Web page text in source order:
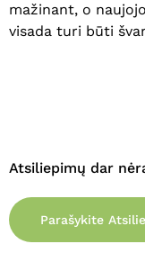
mažinant, o
visada turi būti
Atsiliepimų dar
Parašykite